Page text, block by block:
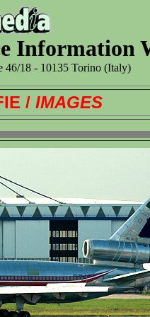
Information
46/18 - 10135 Torino (Italy)
/ IMAGES